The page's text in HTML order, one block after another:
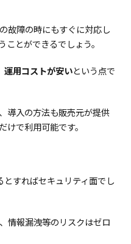
故障の時にもすぐに対応し
とができるでしょう。
運用コストが安いという点で
導入の方法も販売元が提供
けで利用可能です。
すればセキュリティ面でし
情報漏洩等のリスクはゼロ